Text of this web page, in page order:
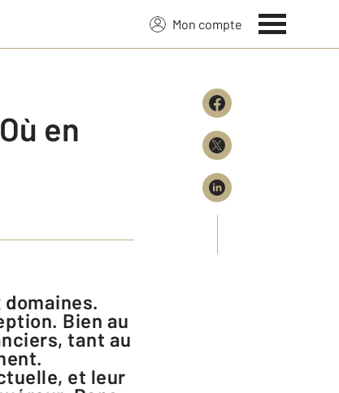
Mon compte
en
Bien au
tant au
et leur